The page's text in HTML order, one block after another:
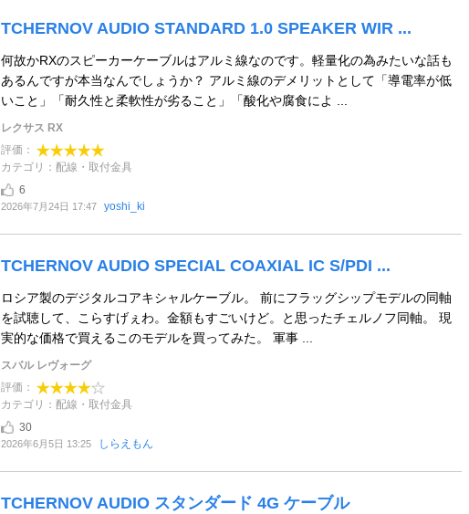
TCHERNOV AUDIO STANDARD 1.0 SPEAKER WIR ...
何故かRXのスピーカーケーブルはアルミ線なのです。軽量化の為みたいな話も
あるんですが本当なんでしょうか？ アルミ線のデメリットとして「導電率が低
いこと」「耐久性と柔軟性が劣ること」「酸化や腐食によ ...
レクサス RX
評価：
カテゴリ：配線・取付金具
6
2026年7月24日 17:47 yoshi_ki
TCHERNOV AUDIO SPECIAL COAXIAL IC S/PDI ...
ロシア製のデジタルコアキシャルケーブル。 前にフラッグシップモデルの同軸
を試聴して、こらすげぇわ。金額もすごいけど。と思ったチェルノフ同軸。 現
実的な価格で買えるこのモデルを買ってみた。 軍事 ...
スバル レヴォーグ
評価：
カテゴリ：配線・取付金具
30
2026年6月5日 13:25 しらえもん
TCHERNOV AUDIO スタンダード 4G ケーブル